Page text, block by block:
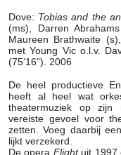
Dove: Tobias and the
(ms), Darren
Maureen Brathwaite
met Young Vic o.l.v.
(75’16”). 2006
De heel productieve
heeft al heel wat
theatermuziek op
vereiste gevoel voor
zetten. Voeg daarbij
lijkt verzekerd.
De opera Flightuit 1997